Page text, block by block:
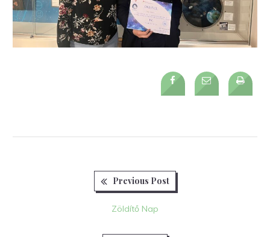
Previous Post
Zöldítő Nap